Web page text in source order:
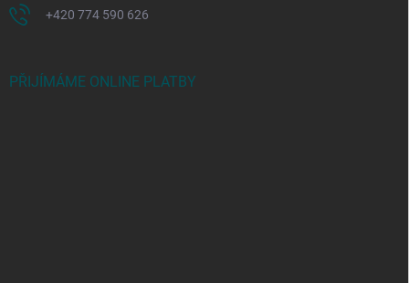
+420 774 590 626
PŘIJÍMÁME ONLINE PLATBY